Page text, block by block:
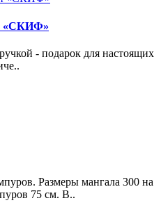
«СКИФ»
- подарок для настоящих
Размеры мангала 300 на
75 см. В..